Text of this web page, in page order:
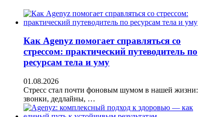
Как Agenyz помогает справляться со
стрессом: практический путеводитель по
ресурсам тела и уму
01.08.2026
Стресс стал почти фоновым шумом в нашей жизни:
звонки, дедлайны, …